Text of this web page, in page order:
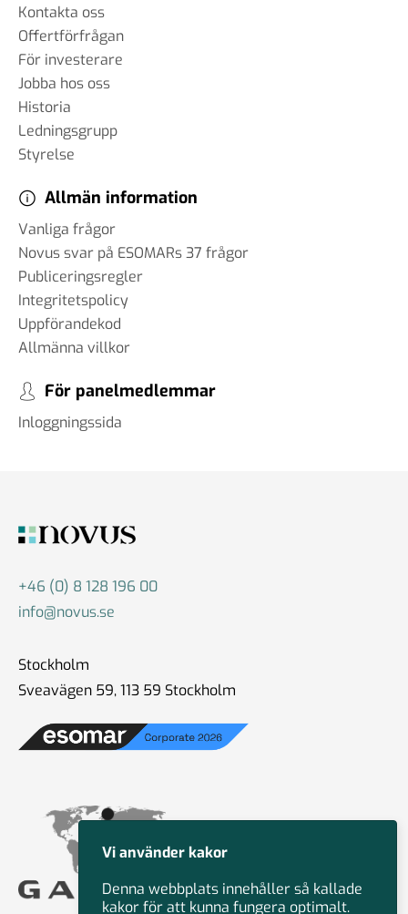
#87 Brit Stakston
#86 Wilhelm Landerholm -
#85 Christoph Hofinger - en
igelkott eller en räv
30 okt 2024
#84 Christian Syse - Ukraina,
säkerhetspolitik och
#83 Jan Eliasson - Globala
12 okt 2024
#82 Faye Diamond - Det
amerikanska valet från ett
demokratiskt perspektiv
01 okt 2024
Polariserade väljare och
- valet?
Kontakta oss
Offertförfrågan
För investerare
Jobba hos oss
Historia
Ledningsgrupp
Styrelse
Allmän information
Vanliga frågor
Novus svar på ESOMARs 37 frågor
Publiceringsregler
Integritetspolicy
Uppförandekod
Allmänna villkor
För panelmedlemmar
Inloggningssida
+46 (0) 8 128 196 00
info@novus.se
Stockholm
Sveavägen 59, 113 59 Stockholm
Vi använder kakor
Denna webbplats innehåller så kallade
kakor för att kunna fungera optimalt.